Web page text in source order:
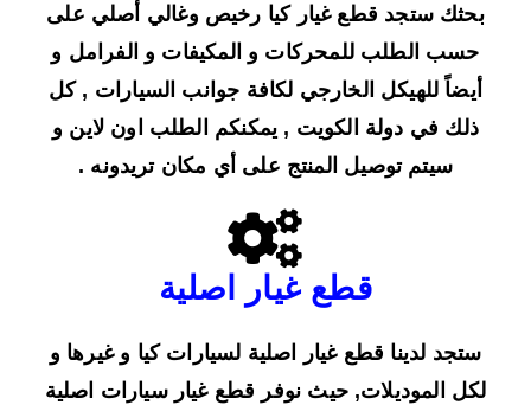
بحثك ستجد قطع غيار كيا رخيص وغالي أصلي على
حسب الطلب للمحركات و المكيفات و الفرامل و
أيضاً للهيكل الخارجي لكافة جوانب السيارات , كل
ذلك في دولة الكويت , يمكنكم الطلب اون لاين و
سيتم توصيل المنتج على أي مكان تريدونه .
قطع غيار اصلية
ستجد لدينا قطع غيار اصلية لسيارات كيا و غيرها و
لكل الموديلات, حيث نوفر قطع غيار سيارات اصلية